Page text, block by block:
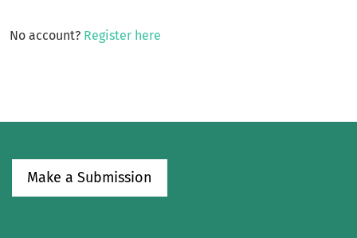
No account? Register here
Make a Submission